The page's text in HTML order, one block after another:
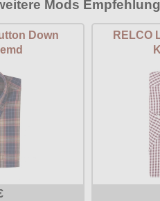
Mods
Down
RELCO